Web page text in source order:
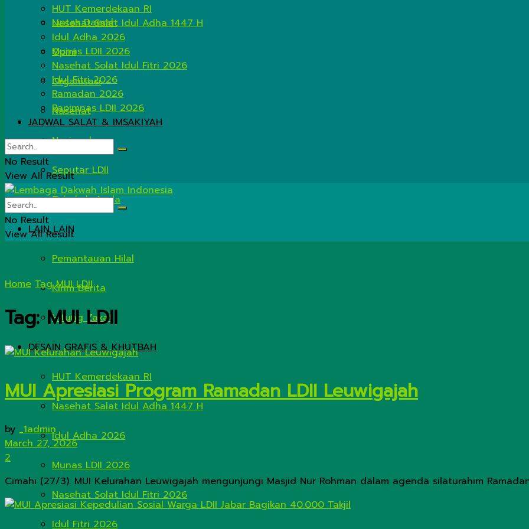
Lintas Daerah
Opini
Organisasi
Nasehat
Nasional
Seputar LDII
Tahukah Anda
LAIN LAIN
Pemantauan Hilal
Kirim Berita
Hitung Zakat
DESAIN GRAFIS & KHUTBAH
HUT Kemerdekaan RI
Nasehat Salat Idul Adha 1447 H
Idul Adha 2026
Munas LDII 2026
Nasehat Solat Idul Fitri 2026
Idul Fitri 2026
HUT Kemerdekaan RI
Nasehat Salat Idul Adha 1447 H
Idul Adha 2026
Munas LDII 2026
Nasehat Solat Idul Fitri 2026
Idul Fitri 2026
Ramadan 2026
Rapimnas LDII 2026
JADWAL SALAT & IMSAKIYAH
No Result
View All Result
No Result
View All Result
Home Tag MUI LDII
Tag:MUI LDII
MUI Apresiasi Program Ramadan LDII Leuwigajah
by _1admin
March 27, 2026
2
Cimahi (27/3). MUI Kelurahan Leuwigajah mengunjungi Masjid Nur Rohman dalam agenda silaturahim